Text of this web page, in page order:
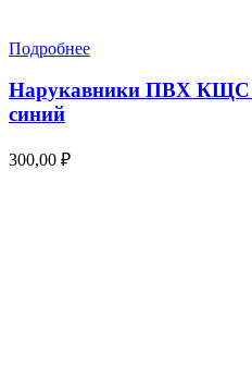
Подробнее
Нарукавники ПВХ КЩС
синий
300,00 ₽